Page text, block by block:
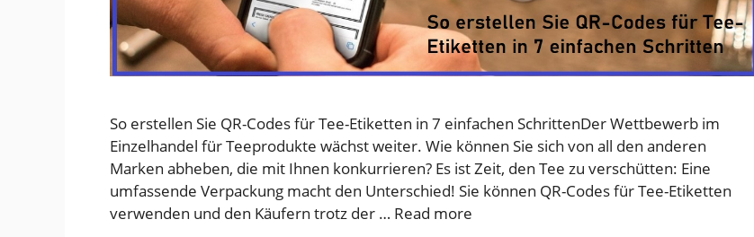
So erstellen Sie QR-Codes für Tee-Etiketten in 7 einfachen SchrittenDer Wettbewerb im
Einzelhandel für Teeprodukte wächst weiter. Wie können Sie sich von all den anderen
Marken abheben, die mit Ihnen konkurrieren? Es ist Zeit, den Tee zu verschütten: Eine
umfassende Verpackung macht den Unterschied! Sie können QR-Codes für Tee-Etiketten
verwenden und den Käufern trotz der … Read more